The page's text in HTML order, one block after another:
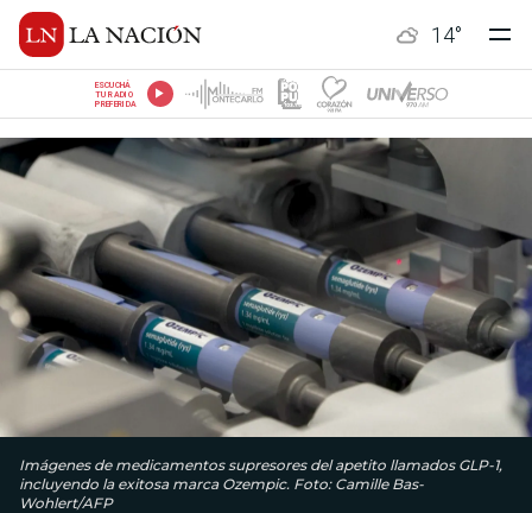
14°
ESCUCHÁ
TU RADIO
PREFERIDA
Imágenes de medicamentos supresores del apetito llamados GLP-1,
incluyendo la exitosa marca Ozempic. Foto: Camille Bas-
Wohlert/AFP